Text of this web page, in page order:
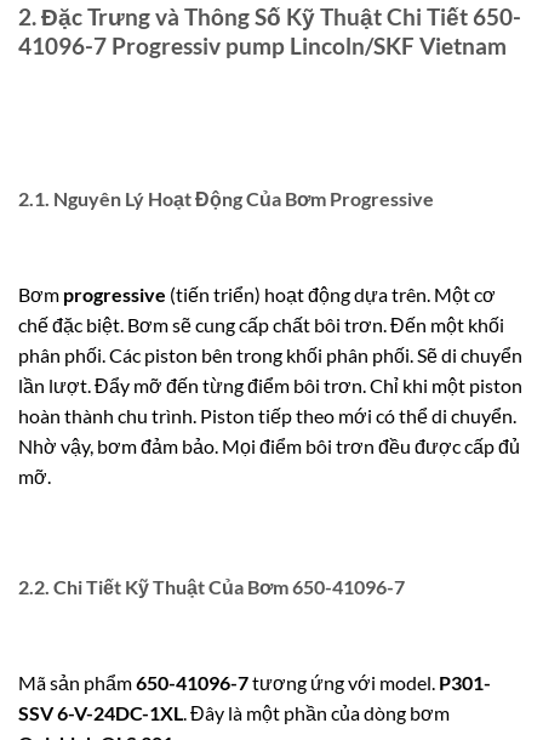
2. Đặc Trưng và Thông Số Kỹ Thuật Chi Tiết 650-
41096-7 Progressiv pump Lincoln/SKF Vietnam
2.1. Nguyên Lý Hoạt Động Của Bơm Progressive
Bơm progressive (tiến triển) hoạt động dựa trên. Một cơ
chế đặc biệt. Bơm sẽ cung cấp chất bôi trơn. Đến một khối
phân phối. Các piston bên trong khối phân phối. Sẽ di chuyển
lần lượt. Đẩy mỡ đến từng điểm bôi trơn. Chỉ khi một piston
hoàn thành chu trình. Piston tiếp theo mới có thể di chuyển.
Nhờ vậy, bơm đảm bảo. Mọi điểm bôi trơn đều được cấp đủ
mỡ.
2.2. Chi Tiết Kỹ Thuật Của Bơm 650-41096-7
Mã sản phẩm650-41096-7tương ứng với model. P301-
SSV 6-V-24DC-1XL. Đây là một phần của dòng bơm